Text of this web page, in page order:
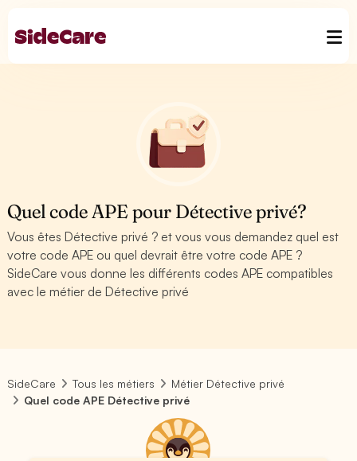
Quel code APE pour Détective privé?
Vous êtes Détective privé ? et vous vous demandez quel est
votre code APE ou quel devrait être votre code APE ?
SideCare vous donne les différents codes APE compatibles
avec le métier de Détective privé
SideCare Tous les métiers
Métier Détective privé
Quel code APE Détective privé